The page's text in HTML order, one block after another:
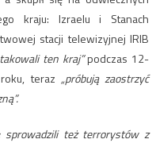
kraju: Izraelu i Stanach
stacji telewizyjnej IRIB
ten kraj”podczas 12-
teraz „próbują zaostrzyć
też terrorystów z